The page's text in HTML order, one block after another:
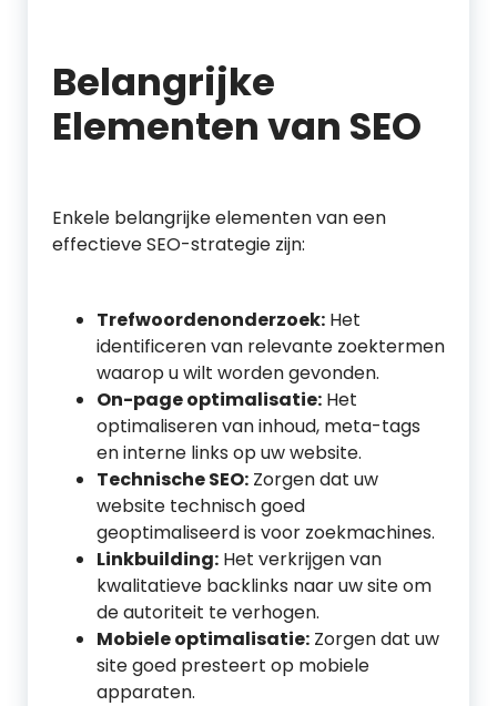
Belangrijke
Elementen van SEO
Enkele belangrijke elementen van een
effectieve SEO-strategie zijn:
Trefwoordenonderzoek: Het
identificeren van relevante zoektermen
waarop u wilt worden gevonden.
On-page optimalisatie: Het
optimaliseren van inhoud, meta-tags
en interne links op uw website.
Technische SEO: Zorgen dat uw
website technisch goed
geoptimaliseerd is voor zoekmachines.
Linkbuilding: Het verkrijgen van
kwalitatieve backlinks naar uw site om
de autoriteit te verhogen.
Mobiele optimalisatie: Zorgen dat uw
site goed presteert op mobiele
apparaten.